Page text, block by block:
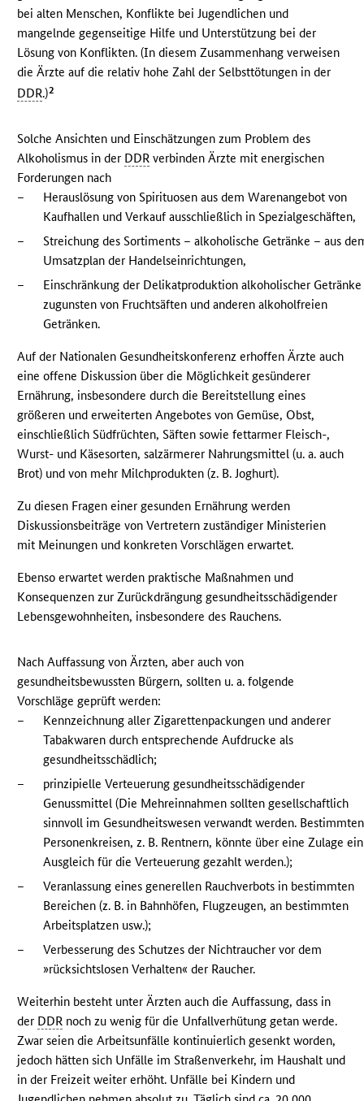
bei alten Menschen, Konflikte bei Jugendlichen und
mangelnde gegenseitige Hilfe und Unterstützung bei der
Lösung von Konflikten. (In diesem Zusammenhang verweisen
die Ärzte auf die relativ hohe Zahl der Selbsttötungen in der
DDR.)2
Solche Ansichten und Einschätzungen zum Problem des
Alkoholismus in der DDR verbinden Ärzte mit energischen
Forderungen nach
–
Herauslösung von Spirituosen aus dem Warenangebot von
Kaufhallen und Verkauf ausschließlich in Spezialgeschäften,
–
Streichung des Sortiments – alkoholische Getränke – aus
Umsatzplan der Handelseinrichtungen,
–
Einschränkung der Delikatproduktion alkoholischer Getränke
zugunsten von Fruchtsäften und anderen alkoholfreien
Getränken.
Auf der Nationalen Gesundheitskonferenz erhoffen Ärzte auch
eine offene Diskussion über die Möglichkeit gesünderer
Ernährung, insbesondere durch die Bereitstellung eines
größeren und erweiterten Angebotes von Gemüse, Obst,
einschließlich Südfrüchten, Säften sowie fettarmer Fleisch-,
Wurst- und Käsesorten, salzärmerer Nahrungsmittel (u. a. auch
Brot) und von mehr Milchprodukten (z. B. Joghurt).
Zu diesen Fragen einer gesunden Ernährung werden
Diskussionsbeiträge von Vertretern zuständiger Ministerien
mit Meinungen und konkreten Vorschlägen erwartet.
Ebenso erwartet werden praktische Maßnahmen und
Konsequenzen zur Zurückdrängung gesundheitsschädigender
Lebensgewohnheiten, insbesondere des Rauchens.
Nach Auffassung von Ärzten, aber auch von
gesundheitsbewussten Bürgern, sollten u. a. folgende
Vorschläge geprüft werden:
–
Kennzeichnung aller Zigarettenpackungen und anderer
Tabakwaren durch entsprechende Aufdrucke als
gesundheitsschädlich;
–
prinzipielle Verteuerung gesundheitsschädigender
Genussmittel (Die Mehreinnahmen sollten gesellschaftlich
sinnvoll im Gesundheitswesen verwandt werden. Bestimmten
Personenkreisen, z. B. Rentnern, könnte über eine Zulage ein
Ausgleich für die Verteuerung gezahlt werden.);
–
Veranlassung eines generellen Rauchverbots in bestimmten
Bereichen (z. B. in Bahnhöfen, Flugzeugen, an bestimmten
Arbeitsplatzen usw.);
–
Verbesserung des Schutzes der Nichtraucher vor dem
»rücksichtslosen Verhalten« der Raucher.
Weiterhin besteht unter Ärzten auch die Auffassung, dass in
der DDR noch zu wenig für die Unfallverhütung getan werde.
Zwar seien die Arbeitsunfälle kontinuierlich gesenkt worden,
jedoch hätten sich Unfälle im Straßenverkehr, im Haushalt und
in der Freizeit weiter erhöht. Unfälle bei Kindern und